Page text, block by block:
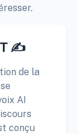
✍️
de la
AI
conçu